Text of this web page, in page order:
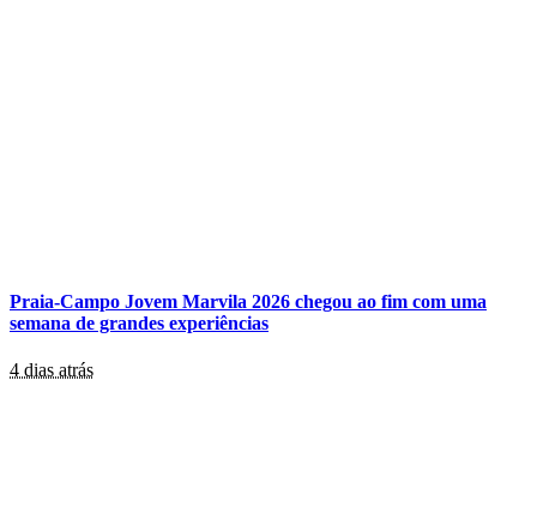
Praia-Campo Jovem Marvila 2026 chegou ao fim com uma
semana de grandes experiências
4 dias atrás